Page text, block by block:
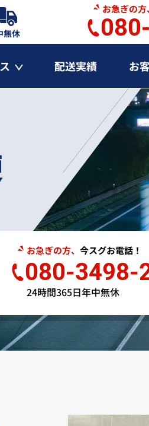
無休
お急ぎの方、
単身引越
配送実績 お
お急ぎの方、 今スグお電話！
080-3498-
24時間365日年中無休